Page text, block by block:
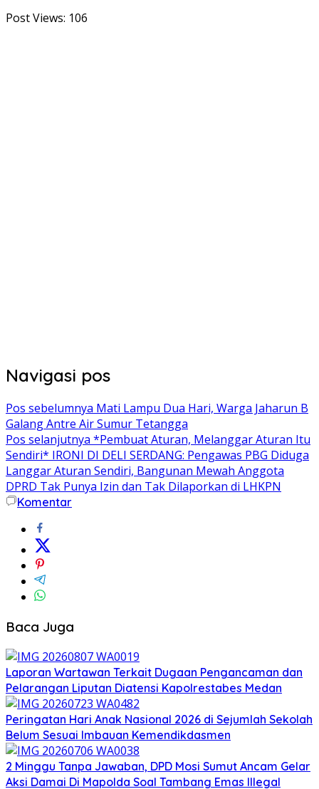
Post Views: 106
Navigasi pos
Pos sebelumnya Mati Lampu Dua Hari, Warga Jaharun B
Galang Antre Air Sumur Tetangga
Pos selanjutnya *Pembuat Aturan, Melanggar Aturan Itu
Sendiri* IRONI DI DELI SERDANG: Pengawas PBG Diduga
Langgar Aturan Sendiri, Bangunan Mewah Anggota
DPRD Tak Punya Izin dan Tak Dilaporkan di LHKPN
Komentar
Baca Juga
Laporan Wartawan Terkait Dugaan Pengancaman dan
Pelarangan Liputan Diatensi Kapolrestabes Medan
Peringatan Hari Anak Nasional 2026 di Sejumlah Sekolah
Belum Sesuai Imbauan Kemendikdasmen
2 Minggu Tanpa Jawaban, DPD Mosi Sumut Ancam Gelar
Aksi Damai Di Mapolda Soal Tambang Emas Illegal